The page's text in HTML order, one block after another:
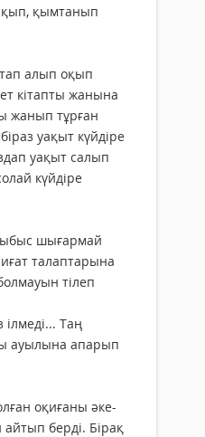
қымтанып
алып оқып
кітапты жанына
жанып тұрған
уақыт күйдіре
уақыт салып
күйдіре
шығармай
талаптарына
тілеп
ілмеді... Таң
ауылына апарып
оқиғаны әке-
берді. Бірақ